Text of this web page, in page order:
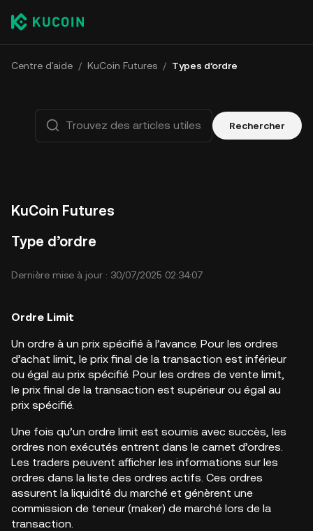
Centre d'aide / KuCoin Futures / Types d’ordre
Rechercher
KuCoin Futures
Type d’ordre
Dernière mise à jour : 30/07/2025 02:34:07
Ordre Limit
Un ordre à un prix spécifié à l’avance. Pour les ordres
d’achat limit, le prix final de la transaction est inférieur
ou égal au prix spécifié. Pour les ordres de vente limit,
le prix final de la transaction est supérieur ou égal au
prix spécifié.
Une fois qu’un ordre limit est soumis avec succès, les
ordres non exécutés entrent dans le carnet d’ordres.
Les traders peuvent afficher les informations sur les
ordres dans la liste des ordres actifs. Ces ordres
assurent la liquidité du marché et génèrent une
commission de teneur (maker) de marché lors de la
transaction.